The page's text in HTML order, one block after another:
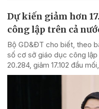
Dự kiến giảm hơn
công lập trên cả
Bộ GD&ĐT cho biết, theo
số cơ sở giáo dục công
20.284, giảm 17.102 đầu